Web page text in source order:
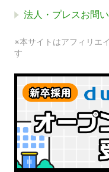
法人・プレスお問
※本サイトはアフィリエ
す